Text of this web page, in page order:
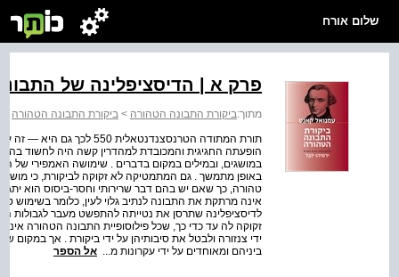
שלום אורח
פרק א | הדיסציפלינה של
מתוך:ביקורת התבונה הטהורה > ביקורת התבונה הטהורה
תורת המתודה
במושגים, ובמילים במקום בדברים . שימושה האמפירי של
טהורה, כך שאם יש בהם דבר שרירותי וחסר-ביסוס הוא
אינה מרתקת את התבונה לנתיב גלוי לעין, כלומר בשימוש
לדיסציפלינה שתרסן את נטייתה להתפשט מעבר לגבולות
זקוקה לה עד כדי כך, שכל פילוסופיית התבונה הטהורה
ידי צנזורה ולבטל את סיבותיהן על ידי ביקורת . אך
ביניהם ומאוחדים על ידי עקרונות מ... אל הספר